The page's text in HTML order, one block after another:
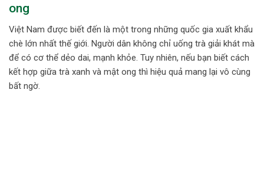
ong
Việt Nam được biết đến là một trong những quốc gia xuất khẩu
chè lớn nhất thế giới. Người dân không chỉ uống trà giải khát mà
để có cơ thể dẻo dai, mạnh khỏe. Tuy nhiên, nếu bạn biết cách
kết hợp giữa trà xanh và mật ong thì hiệu quả mang lại vô cùng
bất ngờ.